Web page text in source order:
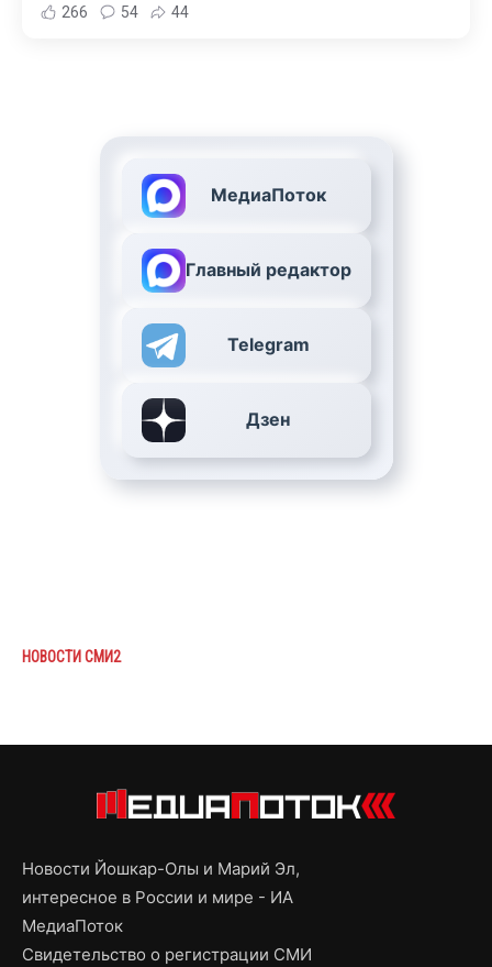
266 54 44
МедиаПоток
Главный редактор
Telegram
Дзен
НОВОСТИ СМИ2
Новости Йошкар-Олы и Марий Эл,
интересное в России и мире - ИА
МедиаПоток
Свидетельство о регистрации СМИ